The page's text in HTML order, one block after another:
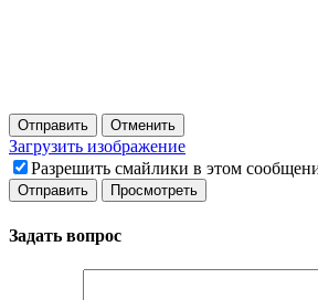
Отправить Отменить
Загрузить изображение
Разрешить смайлики в этом
Задать вопрос